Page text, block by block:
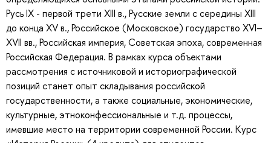
Русь IX - первой трети XIII в., Русские земли с середины XIII
до конца XV в., Российское (Московское) государство XVI–
XVII вв., Российская империя, Советская эпоха, современная
Российская Федерация. В рамках курса объектами
рассмотрения с источниковой и историографической
позиций станет опыт складывания российской
государственности, а также социальные, экономические,
культурные, этноконфессиональные и т.д. процессы,
имевшие место на территории современной России. Курс